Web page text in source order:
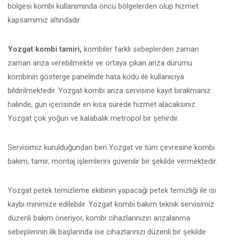
bölgesi kombi kullanımında öncü bölgelerden olup hizmet
kapsamımız altındadır.
Yozgat kombi tamiri, kombiler farklı sebeplerden zaman
zaman arıza verebilmekte ve ortaya çıkan arıza durumu
kombinin gösterge panelinde hata kodu ile kullanıcıya
bildirilmektedir. Yozgat kombi arıza servisine kayıt bırakmanız
halinde, gün içerisinde en kısa sürede hizmet alacaksınız.
Yozgat çok yoğun ve kalabalık metropol bir şehirdir.
Servisimiz kurulduğundan beri Yozgat ve tüm çevresine kombi
bakım, tamir, montaj işlemlerini güvenilir bir şekilde vermektedir.
Yozgat petek temizleme ekibinin yapacağı petek temizliği ile ısı
kaybı minimize edilebilir. Yozgat kombi bakım teknik servisimiz
düzenli bakım öneriyor, kombi cihazlarınızın arızalanma
sebeplerinin ilk başlarında ise cihazlarınızı düzenli bir şekilde